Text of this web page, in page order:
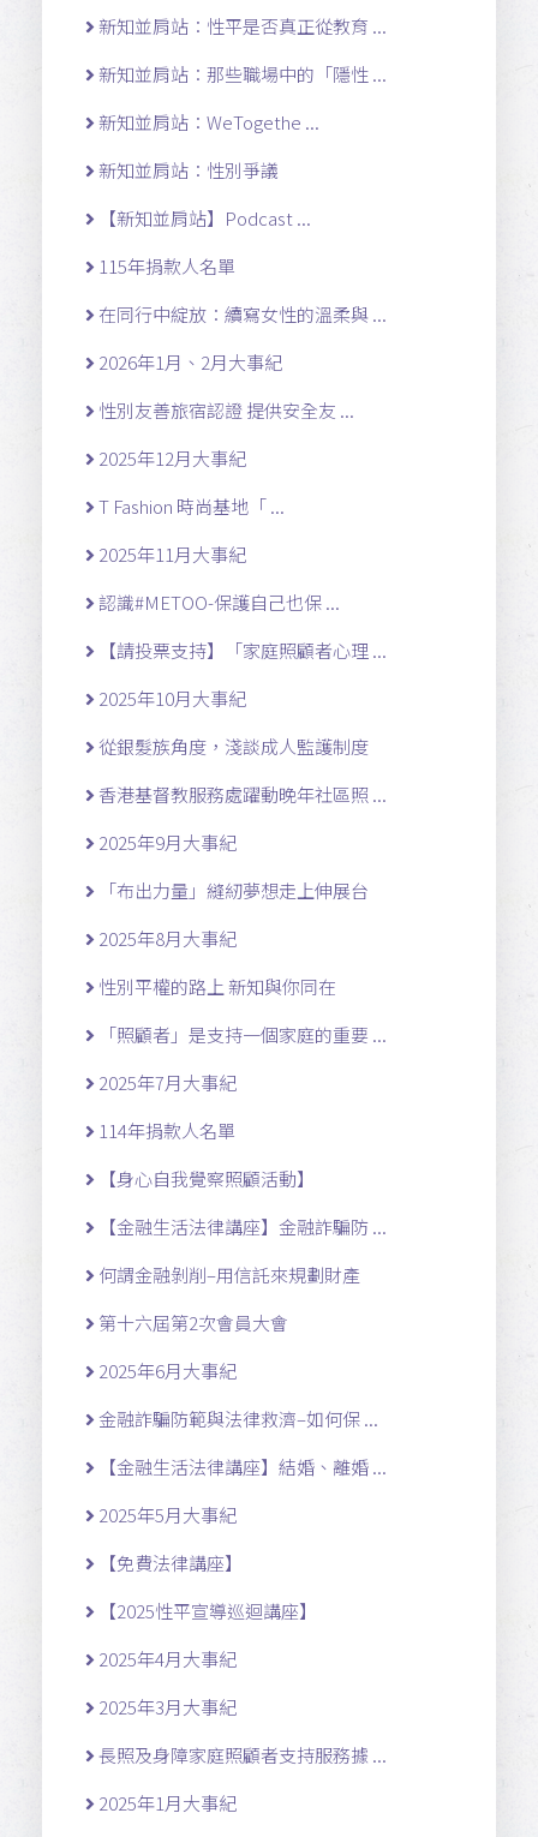
新知並肩站：性平是否真正從教育 ...
新知並肩站：那些職場中的「隱性 ...
新知並肩站：WeTogethe ...
新知並肩站：性別爭議
【新知並肩站】Podcast ...
115年捐款人名單
在同行中綻放：續寫女性的溫柔與 ...
2026年1月、2月大事紀
性別友善旅宿認證 提供安全友 ...
2025年12月大事紀
T Fashion 時尚基地「 ...
2025年11月大事紀
認識#METOO-保護自己也保 ...
【請投票支持】「家庭照顧者心理 ...
2025年10月大事紀
從銀髮族角度，淺談成人監護制度
香港基督教服務處躍動晚年社區照 ...
2025年9月大事紀
「布出力量」縫紉夢想走上伸展台
2025年8月大事紀
性別平權的路上 新知與你同在
「照顧者」是支持一個家庭的重要 ...
2025年7月大事紀
114年捐款人名單
【身心自我覺察照顧活動】
【金融生活法律講座】金融詐騙防 ...
何謂金融剝削–用信託來規劃財產
第十六屆第2次會員大會
2025年6月大事紀
金融詐騙防範與法律救濟–如何保 ...
【金融生活法律講座】結婚、離婚 ...
2025年5月大事紀
【免費法律講座】
【2025性平宣導巡迴講座】
2025年4月大事紀
2025年3月大事紀
長照及身障家庭照顧者支持服務據 ...
2025年1月大事紀